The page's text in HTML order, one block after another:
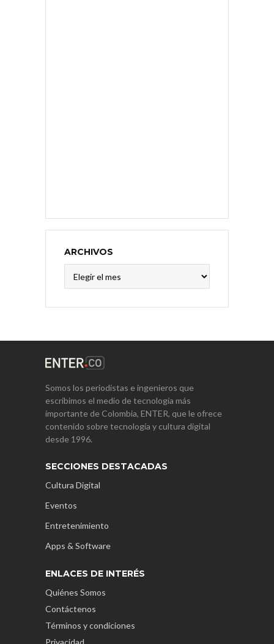
ARCHIVOS
Somos los periodistas e ingenieros que
escribimos el medio de tecnología más
importante de Colombia, ENTER, que le ofrece
contenido sobre tecnología y cultura digital
desde 1996.
SECCIONES DESTACADAS
Cultura Digital
Eventos
Entretenimiento
Apps & Software
ENLACES DE INTERÉS
Quiénes Somos
Contáctenos
Términos y condiciones
Privacidad